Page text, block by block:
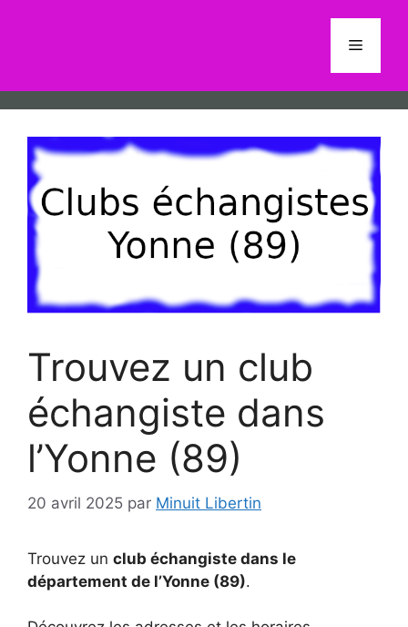
Menu
Trouvez un club
échangiste dans
l’Yonne (89)
20 avril 2025 par Minuit Libertin
Trouvez un club échangiste dans le
département de l’Yonne (89).